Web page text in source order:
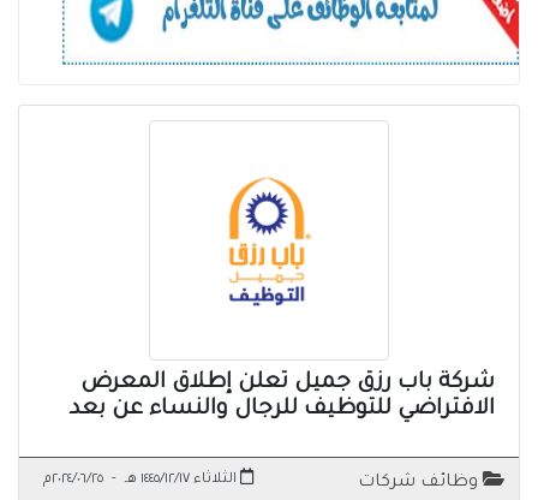
شركة باب رزق جميل تعلن إطلاق المعرض
الافتراضي للتوظيف للرجال والنساء عن بعد
وظائف شركات الثلاثاء ١٤٤٥/١٢/١٧ هـ - ٢٠٢٤/٠٦/٢٥م